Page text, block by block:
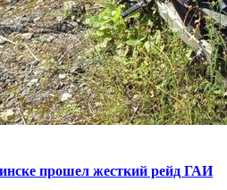
прошел жесткий рейд ГАИ